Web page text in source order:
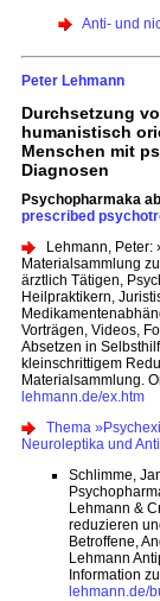
Anti- und
Peter Lehmann
Durchsetzung
humanistisch
Menschen mit
Diagnosen
Psychopharmaka
prescribed
Lehmann, Peter:
Materialsammlung
ärztlich Tätigen,
Heilpraktikern,
Vorträgen, Videos,
Absetzen in
kleinschrittigem
Materialsammlung.
lehmann.de/ex.htm
Thema
Neuroleptika und
Schlimme,
Lehmann &
reduzieren
Betroffene,
Lehmann
Information
lehmann.de/